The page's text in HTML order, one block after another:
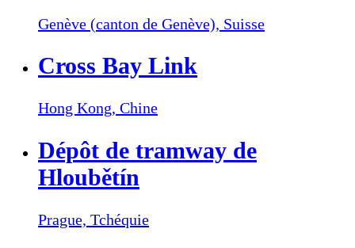
Genève (canton de Genève), Suisse
Cross Bay Link
Hong Kong, Chine
Dépôt de tramway de
Hloubětín
Prague, Tchéquie